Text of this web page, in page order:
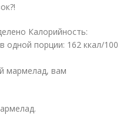
Калорийность:
одной порции: 162 ккал/100
мармелад, вам